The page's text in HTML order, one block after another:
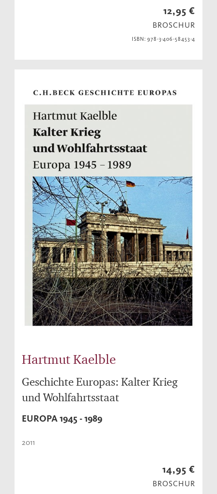
12,95 €
BROSCHUR
ISBN: 978-3-406-58453-4
Hartmut Kaelble
Geschichte Europas: Kalter Krieg
und Wohlfahrtsstaat
EUROPA 1945 - 1989
2011
14,95 €
BROSCHUR